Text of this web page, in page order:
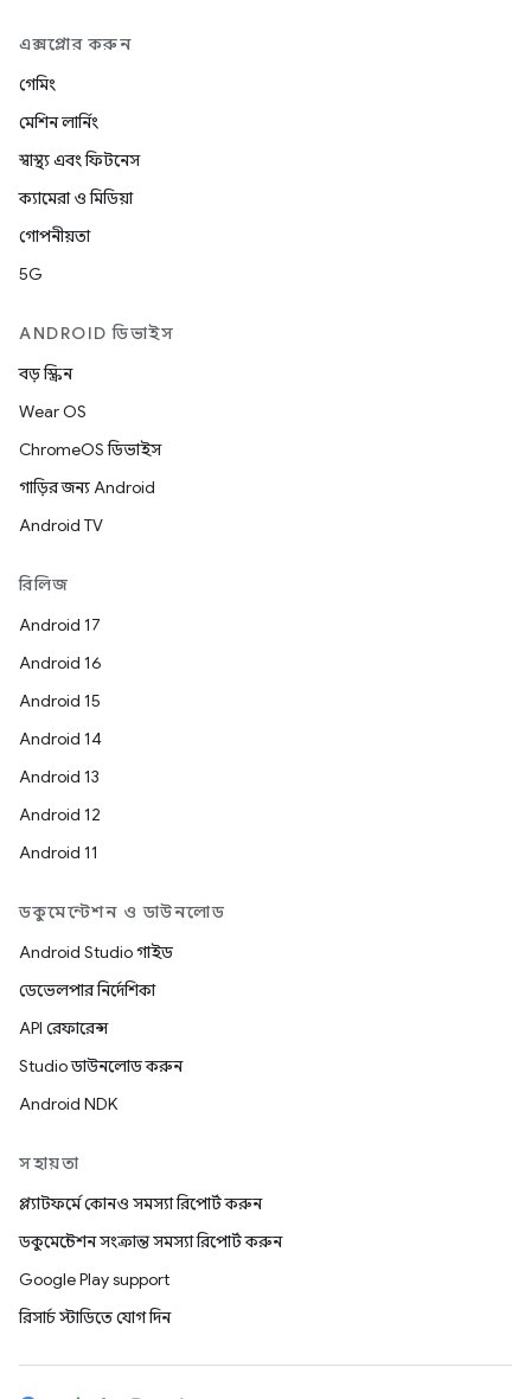
এক্সপ্লোর করুন
গেমিং
মেশিন লার্নিং
স্বাস্থ্য এবং ফিটনেস
ক্যামেরা ও মিডিয়া
গোপনীয়তা
5G
ANDROID ডিভাইস
বড় স্ক্রিন
Wear OS
ChromeOS ডিভাইস
গাড়ির জন্য Android
Android TV
রিলিজ
Android 17
Android 16
Android 15
Android 14
Android 13
Android 12
Android 11
ডকুমেন্টেশন ও ডাউনলোড
Android Studio গাইড
ডেভেলপার নির্দেশিকা
API রেফারেন্স
Studio ডাউনলোড করুন
Android NDK
সহায়তা
প্ল্যাটফর্মে কোনও সমস্যা রিপোর্ট করুন
ডকুমেন্টেশন সংক্রান্ত সমস্যা রিপোর্ট করুন
Google Play support
রিসার্চ স্টাডিতে যোগ দিন